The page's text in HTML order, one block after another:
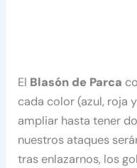
El Blasón de Parca
cada color (azul, roja
ampliar hasta tener
nuestros ataques
tras enlazarnos, los